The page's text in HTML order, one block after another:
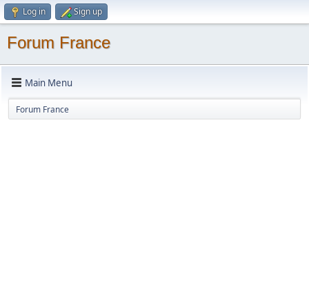
Log in Sign up
Forum France
Main Menu
Forum France